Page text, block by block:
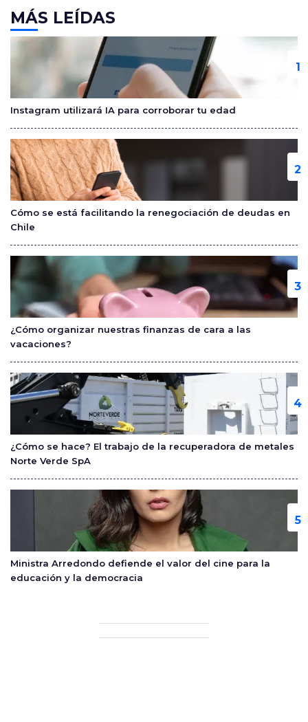
c
e
b
o
k
itt
er
m
p
ar
tir
MÁS LEÍDAS
Instagram utilizará IA para corroborar tu edad
Cómo se está facilitando la renegociación de deudas en
Chile
¿Cómo organizar nuestras finanzas de cara a las
vacaciones?
¿Cómo se hace? El trabajo de la recuperadora de metales
Norte Verde SpA
Ministra Arredondo defiende el valor del cine para la
educación y la democracia